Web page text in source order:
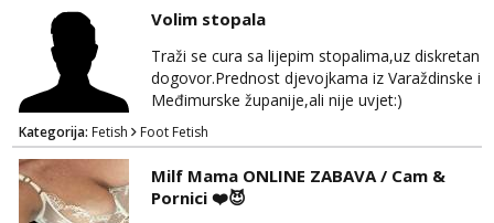
Volim stopala
Traži se cura sa lijepim stopalima,uz diskretan
dogovor.Prednost djevojkama iz Varaždinske i
Međimurske županije,ali nije uvjet:)
Kategorija: Fetish Foot Fetish
Milf Mama ONLINE ZABAVA / Cam &
Pornici ❤️😈